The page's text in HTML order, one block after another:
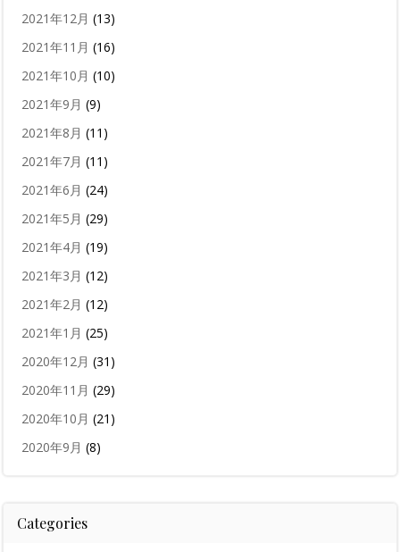
2021年12月 (13)
2021年11月 (16)
2021年10月 (10)
2021年9月 (9)
2021年8月 (11)
2021年7月 (11)
2021年6月 (24)
2021年5月 (29)
2021年4月 (19)
2021年3月 (12)
2021年2月 (12)
2021年1月 (25)
2020年12月 (31)
2020年11月 (29)
2020年10月 (21)
2020年9月 (8)
Categories